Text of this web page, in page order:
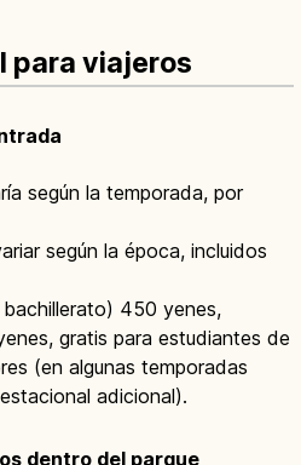
para viajeros
según la temporada, por
según la época, incluidos
bachillerato) 450 yenes,
gratis para estudiantes de
(en algunas temporadas
adicional).
dentro del parque